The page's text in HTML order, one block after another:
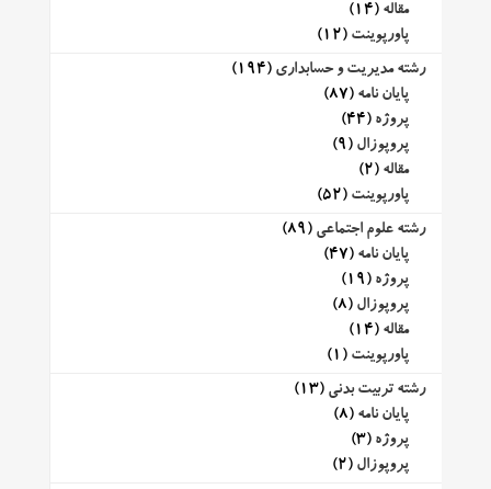
مقاله (14)
پاورپوینت (12)
رشته مدیریت و حسابداری (194)
پایان نامه (87)
پروژه (44)
پروپوزال (9)
مقاله (2)
پاورپوینت (52)
رشته علوم اجتماعی (89)
پایان نامه (47)
پروژه (19)
پروپوزال (8)
مقاله (14)
پاورپوینت (1)
رشته تربیت بدنی (13)
پایان نامه (8)
پروژه (3)
پروپوزال (2)